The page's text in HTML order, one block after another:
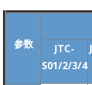
参数
JTC-
S01/2/3/4